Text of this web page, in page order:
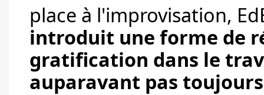
place à l'improvisation,
introduit une forme de
gratification dans le
auparavant pas